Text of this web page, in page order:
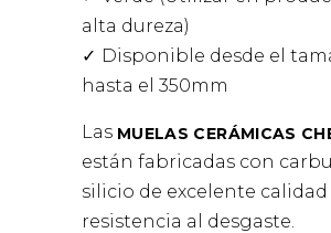
alta dureza)
Disponible desde el
hasta el 350mm
Las MUELAS CERÁMICAS
están fabricadas con
silicio de excelente calidad
resistencia al desgaste.